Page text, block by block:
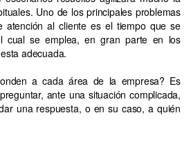
Uno de los principales problemas
atención al cliente es el tiempo que se
cual se emplea, en gran parte en los
adecuada.
a cada área de la empresa? Es
ante una situación complicada,
una respuesta, o en su caso, a quién